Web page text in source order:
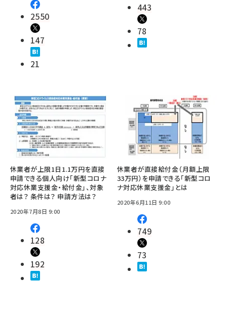
2550
147
21
443
78
休業者が上限1日1.1万円を直接
申請できる個人向け「新型コロナ
対応休業支援金・給付金」、対象
者は？ 条件は？ 申請方法は？
2020年7月8日 9:00
128
192
休業者が直接給付金（月額上限
33万円）を申請できる「新型コロ
ナ対応休業支援金」とは
2020年6月11日 9:00
749
73